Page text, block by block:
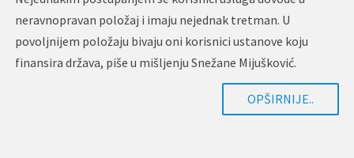
neravnopravan položaj i imaju nejednak tretman. U
povoljnijem položaju bivaju oni korisnici ustanove koju
finansira država, piše u mišljenju Snežane Mijušković.
OPŠIRNIJE..